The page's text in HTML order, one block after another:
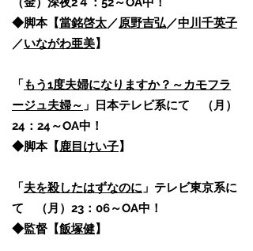
◆脚本【當銘啓太／原野吉弘／中川千英子
／いながわ亜美】
「もう1度夫婦になりますか？～カモフラ
ージュ夫婦～ 」日本テレビ系にて （月）
24：24～OA中！
◆脚本【鹿目けい子】
「夫を殺したはずなのに 」テレビ東京系に
て （月）23：06～OA中！
​◆監督【飯塚健】